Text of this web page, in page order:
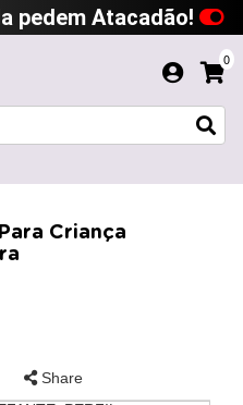
pedem Atacadão!
0
Criança
Share